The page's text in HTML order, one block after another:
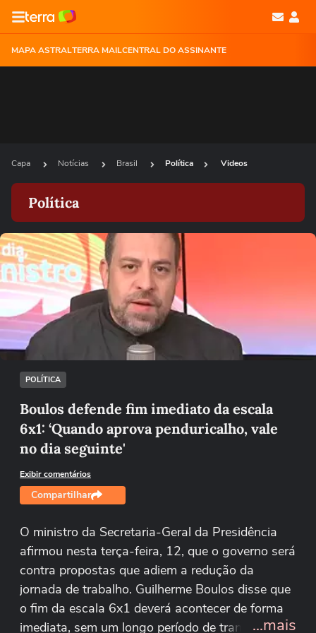
MAPA ASTRALTERRA MAILCENTRAL DO ASSINANTE
Capa Notícias Brasil Política Videos
Política
Ops!
Não foi possível reproduzir o vídeo
Tentar novamente
POLÍTICA
Boulos defende fim imediato da escala
6x1: ‘Quando aprova penduricalho, vale
no dia seguinte'
Exibir comentários
Compartilhar
O ministro da Secretaria-Geral da Presidência
afirmou nesta terça-feira, 12, que o governo será
contra propostas que adiem a redução da
jornada de trabalho. Guilherme Boulos disse que
o fim da escala 6x1 deverá acontecer de forma
imediata, sem um longo período de transição....mais